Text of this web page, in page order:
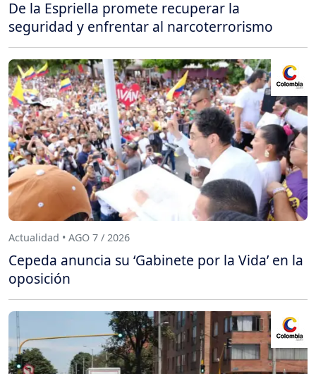
De la Espriella promete recuperar la
seguridad y enfrentar al narcoterrorismo
Actualidad • AGO 7 / 2026
Cepeda anuncia su ‘Gabinete por la Vida’ en la
oposición